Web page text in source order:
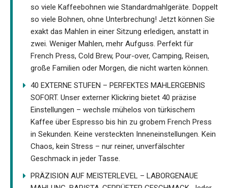
so viele Kaffeebohnen wie Standardmahlgeräte. Doppelt
so viele Bohnen, ohne Unterbrechung! Jetzt können Sie
exakt das Mahlen in einer Sitzung erledigen, anstatt in
zwei. Weniger Mahlen, mehr Aufguss. Perfekt für
French Press, Cold Brew, Pour-over, Camping, Reisen,
große Familien oder Morgen, die nicht warten können.
40 EXTERNE STUFEN – PERFEKTES MAHLERGEBNIS
SOFORT. Unser externer Klickring bietet 40 präzise
Einstellungen – wechsle mühelos von türkischem
Kaffee über Espresso bis hin zu grobem French Press
in Sekunden. Keine versteckten Inneneinstellungen. Kein
Chaos, kein Stress – nur reiner, unverfälschter
Geschmack in jeder Tasse.
PRÄZISION AUF MEISTERLEVEL – LABORGENAUE